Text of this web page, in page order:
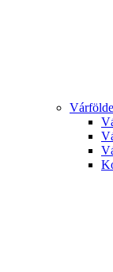
Várfölde